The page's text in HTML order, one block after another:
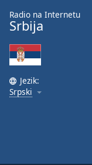
Radio na Internetu
Srbija
Jezik:
Srpski